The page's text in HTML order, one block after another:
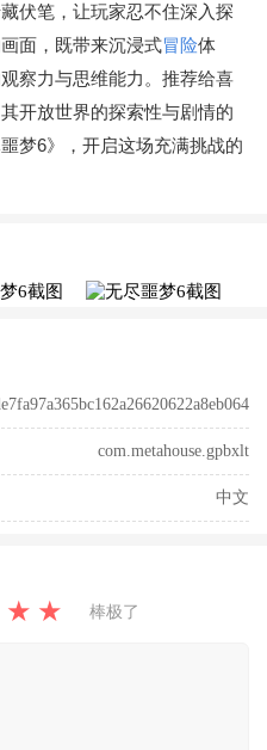
伏笔，让玩家忍不住深入探
面，既带来沉浸式冒险体
察力与思维能力。推荐给喜
开放世界的探索性与剧情的
梦6》，开启这场充满挑战的
com.metahouse.gpbxlt
中文
★ ★ 棒极了